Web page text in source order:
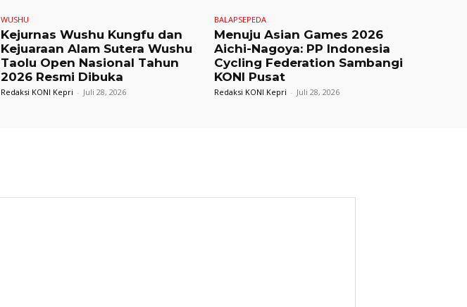
WUSHU
Kejurnas Wushu Kungfu dan
Kejuaraan Alam Sutera Wushu
Taolu Open Nasional Tahun
2026 Resmi Dibuka
Redaksi KONI Kepri - Juli 28, 2026
BALAPSEPEDA
Menuju Asian Games 2026
Aichi-Nagoya: PP Indonesia
Cycling Federation Sambangi
KONI Pusat
Redaksi KONI Kepri - Juli 28, 2026